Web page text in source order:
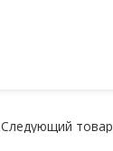
Следующий товар